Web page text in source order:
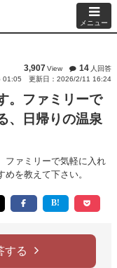
メニュー
3,907View 14 人回答
01:05
更新日：2026/2/11 16:24
。ファミリーで
、日帰りの温泉
ファミリーで気軽に入れ
を教えて下さい。
する